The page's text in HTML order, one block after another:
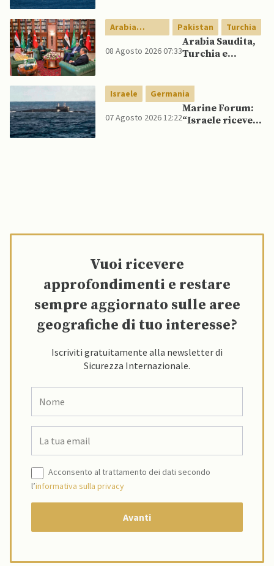
ma non aprirà il
canale”
Arabia
Saudita
Pakistan Turchia
08 Agosto 2026 07:33
Arabia Saudita,
Turchia e
reciproca
Israele Germania
07 Agosto 2026 12:22
Marine Forum:
“Israele riceve
Vuoi ricevere
approfondimenti e restare
sempre aggiornato sulle aree
geografiche di tuo interesse?
Iscriviti gratuitamente alla newsletter di
Sicurezza Internazionale.
Acconsento al trattamento dei dati secondo
l’informativa sulla privacy